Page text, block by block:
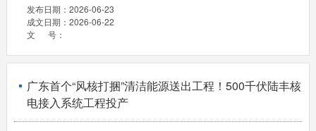
发布日期： 2026-06-23
成文日期： 2026-06-22
文 号：
广东首个“风核打捆”清洁能源送出工程！500千伏陆丰核
电接入系统工程投产